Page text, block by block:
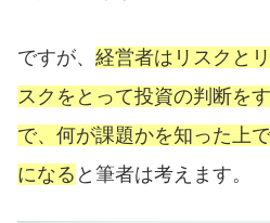
ですが、 経営者はリスクと
スクをとって投資の判断を
で、何が課題かを知った上
になる と筆者は考えます。